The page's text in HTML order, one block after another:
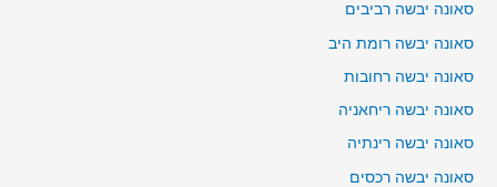
סאונה יבשה רביבים
סאונה יבשה רומת היב
סאונה יבשה רחובות
סאונה יבשה ריחאניה
סאונה יבשה רינתיה
סאונה יבשה רכסים